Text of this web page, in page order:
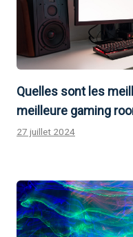
Quelles sont les
meilleure gaming
27 juillet 2024